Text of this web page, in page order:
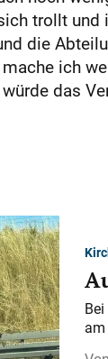
trollt
die
ich
das